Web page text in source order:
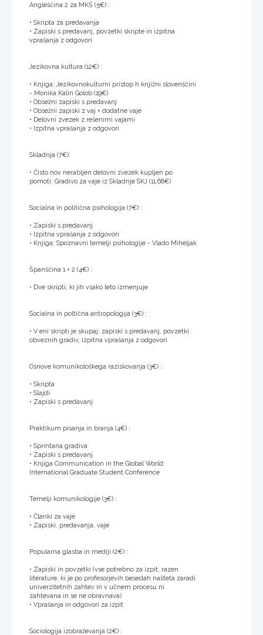
Angleščina 2 za MKŠ (5€) :
• Skripta za predavanja
• Zapiski s predavanj, povzetki skripte in izpitna
vprašanja z odgovori
Jezikovna kultura (12€) :
• Knjiga: Jezikovnokulturni pristop h knjižni slovenščini
- Monika Kalin Golob (19€)
• Obsežni zapiski s predavanj
• Obsežni zapiski z vaj + dodatne vaje
• Delovni zvezek z rešenimi vajami
• Izpitna vprašanja z odgovori
Skladnja (7€):
• Čisto nov nerabljen delovni zvezek kupljen po
pomoti: Gradivo za vaje iz Skladnje SKJ (11,68€)
Socialna in politična psihologija (7€) :
• Zapiski s predavanj
• Izpitna vprašanja z odgovori
• Knjiga: Spoznavni temelji psihologije - Vlado Miheljak
Španščina 1 + 2 (4€) :
• Dve skripti, ki jih vsako leto izmenjuje
Socialna in poltična antropologija (3€) :
• V eni skripti je skupaj: zapiski s predavanj, povzetki
obveznih gradiv, izpitna vprašanja z odgovori
Osnove komunikološkega raziskovanja (3€) :
• Skripta
• Slajdi
• Zapiski s predavanj
Praktikum pisanja in branja (4€) :
• Sprintana gradiva
• Zapiski s predavanj
• Knjiga Communication in the Global World:
International Graduate Student Conference
Temelji komunikologije (3€) :
• Članki za vaje
• Zapiski, predavanja, vaje
Popularna glasba in mediji (2€) :
• Zapiski in povzetki (vse potrebno za izpit, razen
literature, ki je po profesorjevih besedah našteta zaradi
univerzitetnih zahtev in v učnem procesu ni
zahtevana in se ne obravnava)
• Vprašanja in odgovori za izpit
Sociologija izobraževanja (2€) :